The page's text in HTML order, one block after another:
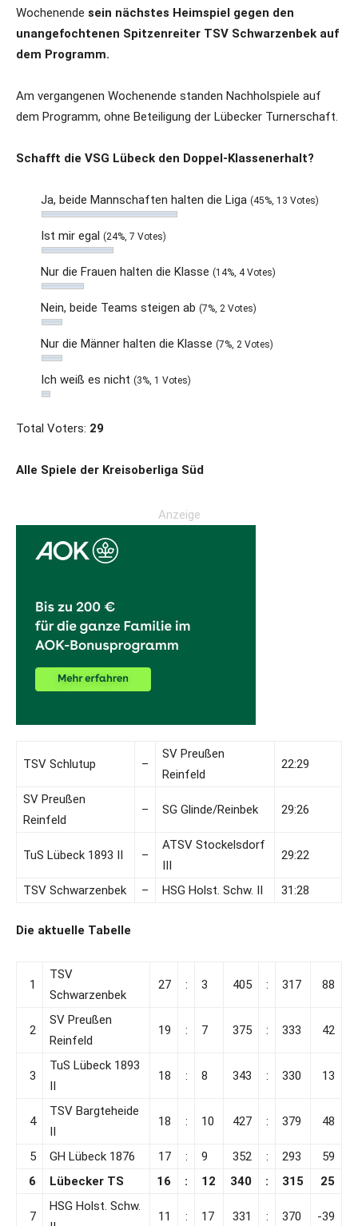
Wochenende sein nächstes Heimspiel gegen den
unangefochtenen Spitzenreiter TSV Schwarzenbek auf
dem Programm.
Am vergangenen Wochenende standen Nachholspiele auf
dem Programm, ohne Beteiligung der Lübecker Turnerschaft.
Schafft die VSG Lübeck den Doppel-Klassenerhalt?
Ja, beide Mannschaften halten die Liga (45%, 13 Votes)
Ist mir egal (24%, 7 Votes)
Nur die Frauen halten die Klasse (14%, 4 Votes)
Nein, beide Teams steigen ab (7%, 2 Votes)
Nur die Männer halten die Klasse (7%, 2 Votes)
Ich weiß es nicht (3%, 1 Votes)
Total Voters: 29
Alle Spiele der Kreisoberliga Süd
Anzeige
TSV Schlutup –
SV Preußen
Reinfeld
22:29
SV Preußen
Reinfeld
– SG Glinde/Reinbek 29:26
TuS Lübeck 1893 II –
ATSV Stockelsdorf
III
29:22
TSV Schwarzenbek – HSG Holst. Schw. II 31:28
Die aktuelle Tabelle
1
TSV
Schwarzenbek
27 : 3 405 : 317 88
2
SV Preußen
Reinfeld
19 : 7 375 : 333 42
3
TuS Lübeck 1893
II
18 : 8 343 : 330 13
4
TSV Bargteheide
II
18 : 10 427 : 379 48
5 GH Lübeck 1876 17 : 9 352 : 293
59
6
Lübecker TS 16 : 12 340 : 315 25
7
HSG Holst. Schw.
11 : 17 331 : 370 -39